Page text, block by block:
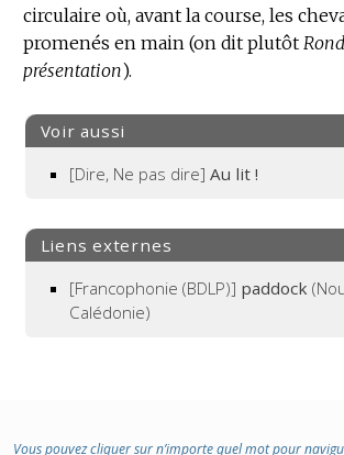
circulaire où, avant la course, les
promenés en main (on dit plutôt
présentation).
Voir aussi
[Dire, Ne pas dire]Au lit !
Liens externes
[Francophonie (BDLP)] paddock
Calédonie)
Vous pouvez cliquer sur n’importe quel mot pour